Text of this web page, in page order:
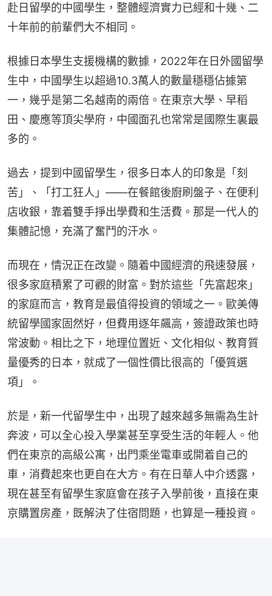
赴日留學的中國學生，整體經濟實力已經和十幾、二
十年前的前輩們大不相同。
根據日本學生支援機構的數據，2022年在日外國留學
生中，中國學生以超過10.3萬人的數量穩穩佔據第
一，幾乎是第二名越南的兩倍。在東京大學、早稻
田、慶應等頂尖學府，中國面孔也常常是國際生裏最
多的。
過去，提到中國留學生，很多日本人的印象是「刻
苦」、「打工狂人」——在餐館後廚刷盤子、在便利
店收銀，靠着雙手掙出學費和生活費。那是一代人的
集體記憶，充滿了奮鬥的汗水。
而現在，情況正在改變。隨着中國經濟的飛速發展，
很多家庭積累了可觀的財富。對於這些「先富起來」
的家庭而言，教育是最值得投資的領域之一。歐美傳
統留學國家固然好，但費用逐年飆高，簽證政策也時
常波動。相比之下，地理位置近、文化相似、教育質
量優秀的日本，就成了一個性價比很高的「優質選
項」。
於是，新一代留學生中，出現了越來越多無需為生計
奔波，可以全心投入學業甚至享受生活的年輕人。他
們在東京的高級公寓，出門乘坐電車或開着自己的
車，消費起來也更自在大方。有在日華人中介透露，
現在甚至有留學生家庭會在孩子入學前後，直接在東
京購置房產，既解決了住宿問題，也算是一種投資。